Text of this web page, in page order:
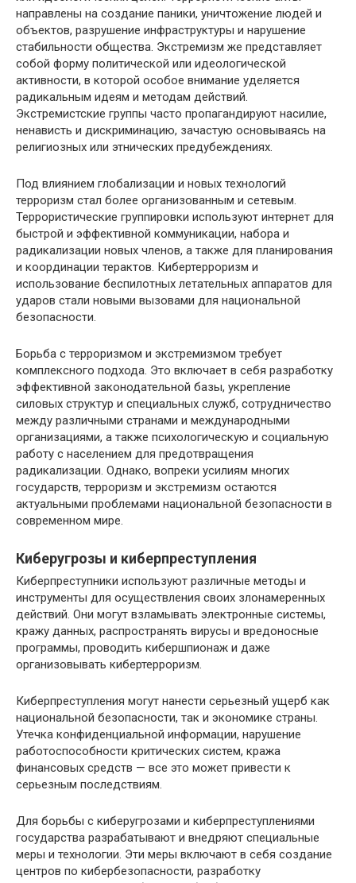
направлены на создание паники, уничтожение людей и
объектов, разрушение инфраструктуры и нарушение
стабильности общества. Экстремизм же представляет
собой форму политической или идеологической
активности, в которой особое внимание уделяется
радикальным идеям и методам действий.
Экстремистские группы часто пропагандируют насилие,
ненависть и дискриминацию, зачастую основываясь на
религиозных или этнических предубеждениях.
Под влиянием глобализации и новых технологий
терроризм стал более организованным и сетевым.
Террористические группировки используют интернет для
быстрой и эффективной коммуникации, набора и
радикализации новых членов, а также для планирования
и координации терактов. Кибертерроризм и
использование беспилотных летательных аппаратов для
ударов стали новыми вызовами для национальной
безопасности.
Борьба с терроризмом и экстремизмом требует
комплексного подхода. Это включает в себя разработку
эффективной законодательной базы, укрепление
силовых структур и специальных служб, сотрудничество
между различными странами и международными
организациями, а также психологическую и социальную
работу с населением для предотвращения
радикализации. Однако, вопреки усилиям многих
государств, терроризм и экстремизм остаются
актуальными проблемами национальной безопасности в
современном мире.
Киберугрозы и киберпреступления
Киберпреступники используют различные методы и
инструменты для осуществления своих злонамеренных
действий. Они могут взламывать электронные системы,
кражу данных, распространять вирусы и вредоносные
программы, проводить кибершпионаж и даже
организовывать кибертерроризм.
Киберпреступления могут нанести серьезный ущерб как
национальной безопасности, так и экономике страны.
Утечка конфиденциальной информации, нарушение
работоспособности критических систем, кража
финансовых средств — все это может привести к
серьезным последствиям.
Для борьбы с киберугрозами и киберпреступлениями
государства разрабатывают и внедряют специальные
меры и технологии. Эти меры включают в себя создание
центров по кибербезопасности, разработку